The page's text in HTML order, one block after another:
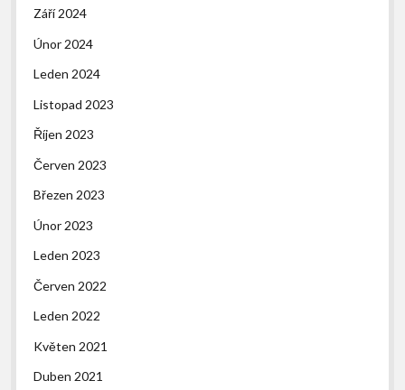
Září 2024
Únor 2024
Leden 2024
Listopad 2023
Říjen 2023
Červen 2023
Březen 2023
Únor 2023
Leden 2023
Červen 2022
Leden 2022
Květen 2021
Duben 2021